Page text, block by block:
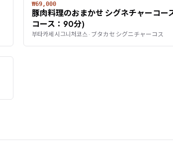
₩69,000
豚肉料理のおまかせ シグネチャーコー
コース：90分)
부타카세 시그니처코스 · ブタカセ シグニチャーコス